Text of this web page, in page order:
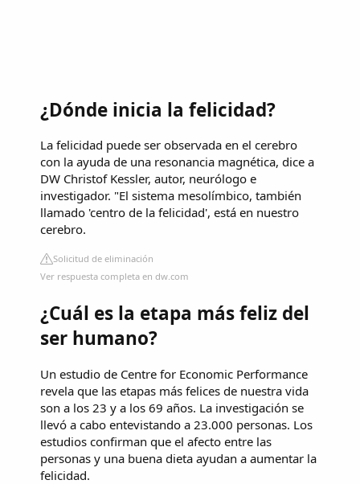
¿Dónde inicia la felicidad?
La felicidad puede ser observada en el cerebro
con la ayuda de una resonancia magnética, dice a
DW Christof Kessler, autor, neurólogo e
investigador. "El sistema mesolímbico, también
llamado 'centro de la felicidad', está en nuestro
cerebro.
Solicitud de eliminación
Ver respuesta completa en dw.com
¿Cuál es la etapa más feliz del
ser humano?
Un estudio de Centre for Economic Performance
revela que las etapas más felices de nuestra vida
son a los 23 y a los 69 años. La investigación se
llevó a cabo entevistando a 23.000 personas. Los
estudios confirman que el afecto entre las
personas y una buena dieta ayudan a aumentar la
felicidad.